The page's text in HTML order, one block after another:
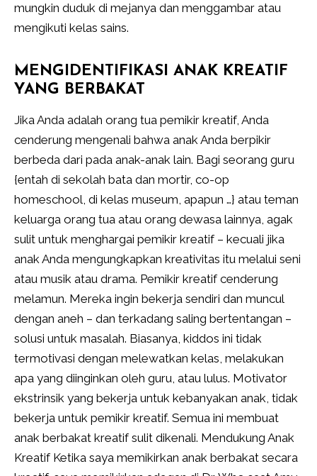
mungkin duduk di mejanya dan menggambar atau
mengikuti kelas sains.
MENGIDENTIFIKASI ANAK KREATIF
YANG BERBAKAT
Jika Anda adalah orang tua pemikir kreatif, Anda
cenderung mengenali bahwa anak Anda berpikir
berbeda dari pada anak-anak lain. Bagi seorang guru
{entah di sekolah bata dan mortir, co-op
homeschool, di kelas museum, apapun …} atau teman
keluarga orang tua atau orang dewasa lainnya, agak
sulit untuk menghargai pemikir kreatif – kecuali jika
anak Anda mengungkapkan kreativitas itu melalui seni
atau musik atau drama. Pemikir kreatif cenderung
melamun. Mereka ingin bekerja sendiri dan muncul
dengan aneh – dan terkadang saling bertentangan –
solusi untuk masalah. Biasanya, kiddos ini tidak
termotivasi dengan melewatkan kelas, melakukan
apa yang diinginkan oleh guru, atau lulus. Motivator
ekstrinsik yang bekerja untuk kebanyakan anak, tidak
bekerja untuk pemikir kreatif. Semua ini membuat
anak berbakat kreatif sulit dikenali. Mendukung Anak
Kreatif Ketika saya memikirkan anak berbakat secara